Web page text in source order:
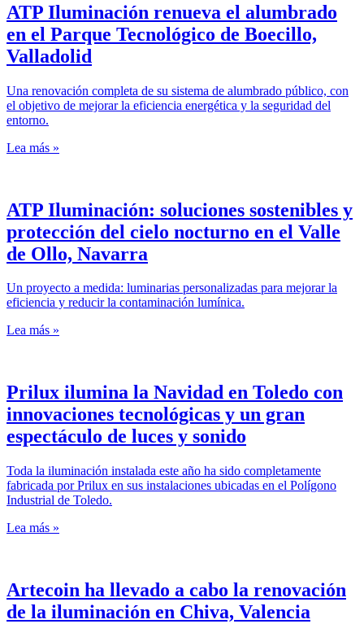
ATP Iluminación renueva el alumbrado
en el Parque Tecnológico de Boecillo,
Valladolid
Una renovación completa de su sistema de alumbrado público, con
el objetivo de mejorar la eficiencia energética y la seguridad del
entorno.
Lea más »
ATP Iluminación: soluciones sostenibles y
protección del cielo nocturno en el Valle
de Ollo, Navarra
Un proyecto a medida: luminarias personalizadas para mejorar la
eficiencia y reducir la contaminación lumínica.
Lea más »
Prilux ilumina la Navidad en Toledo con
innovaciones tecnológicas y un gran
espectáculo de luces y sonido
Toda la iluminación instalada este año ha sido completamente
fabricada por Prilux en sus instalaciones ubicadas en el Polígono
Industrial de Toledo.
Lea más »
Artecoin ha llevado a cabo la renovación
de la iluminación en Chiva, Valencia